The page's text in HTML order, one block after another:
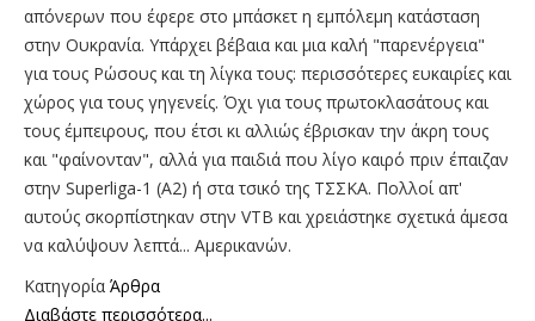
απόνερων που έφερε στο μπάσκετ η εμπόλεμη κατάσταση
στην Ουκρανία. Υπάρχει βέβαια και μια καλή "παρενέργεια"
για τους Ρώσους και τη λίγκα τους: περισσότερες ευκαιρίες και
χώρος για τους γηγενείς. Όχι για τους πρωτοκλασάτους και
τους έμπειρους, που έτσι κι αλλιώς έβρισκαν την άκρη τους
και "φαίνονταν", αλλά για παιδιά που λίγο καιρό πριν έπαιζαν
στην Superliga-1 (A2) ή στα τσικό της ΤΣΣΚΑ. Πολλοί απ'
αυτούς σκορπίστηκαν στην VTB και χρειάστηκε σχετικά άμεσα
να καλύψουν λεπτά... Αμερικανών.
Κατηγορία Άρθρα
Διαβάστε περισσότερα...